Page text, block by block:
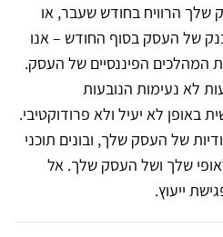
שלך הרוויח בחודש שעבר, או
של העסק בסוף החודש – אנו
המהלכים הפיננסיים של העסק.
לא נעימות הנובעות
באופן לא יעיל ולא פרודוקטיבי.
של העסק שלך, ובונים תוכני
שלך ושל העסק שלך. אל
ייעוץ.